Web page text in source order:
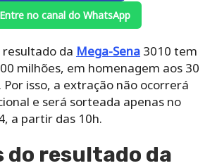
no canal do WhatsApp
resultado da Mega-Sena 3010 tem
milhões, em homenagem aos 30
isso, a extração não ocorrerá
e será sorteada apenas no
a partir das 10h.
do resultado da